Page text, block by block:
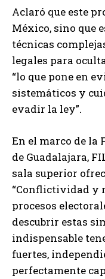
Aclaró que este
México, sino que
técnicas
legales para
“lo que pone en
sistemáticos y
evadir la ley”.
En el marco de la
de Guadalajara,
sala superior
“Conflictividad y
procesos
descubrir estas
indispensable
fuertes,
perfectamente